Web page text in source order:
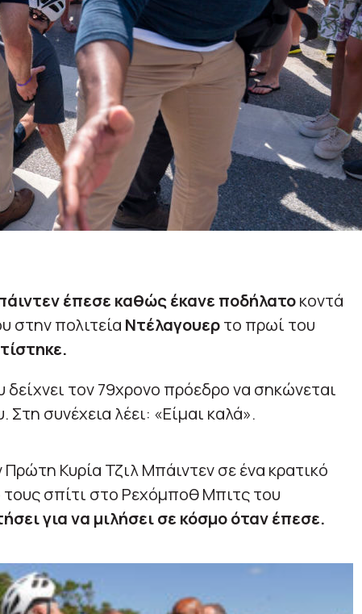
έπεσε καθώς έκανε ποδήλατοκοντά
στην πολιτεία Ντέλαγουερτο πρωί του
δείχνει τον 79χρονο πρόεδρο να σηκώνεται
συνέχεια λέει: «Είμαι καλά».
Κυρία Τζιλ Μπάιντεν σε ένα κρατικό
σπίτι στο Ρεχόμποθ Μπιτς του
για να μιλήσει σε κόσμο όταν έπεσε.